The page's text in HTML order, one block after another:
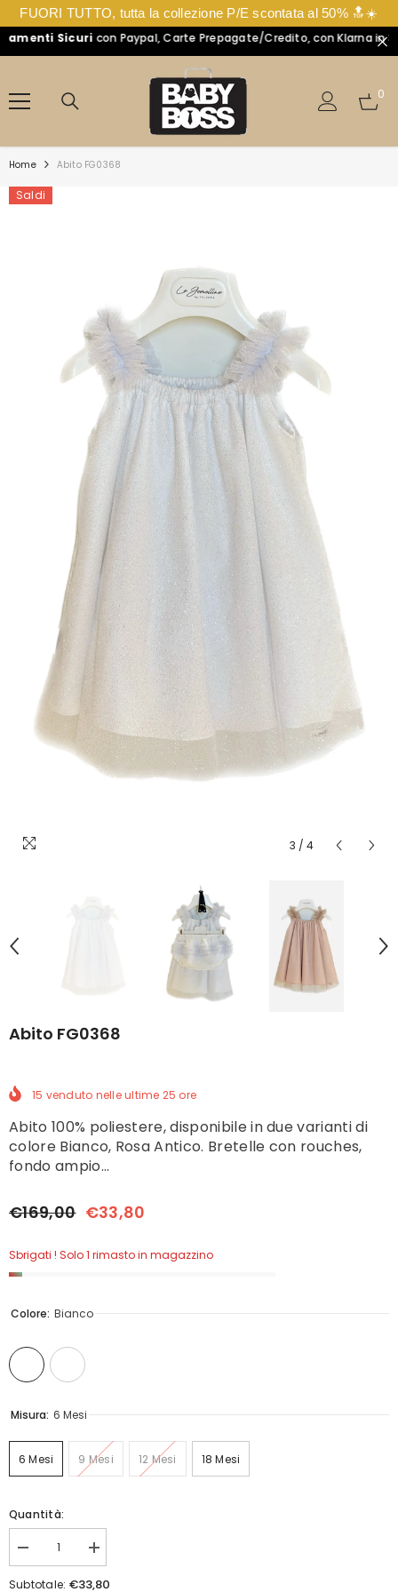
FUORI TUTTO, tutta la collezione P/E scontata al 50% 🔝☀️
VAI DIRETTAMENTE AI CONTENUTI
Sicuricon Paypal, Carte Prepagate/Credito, con Klarna in 3
0
0
Home Abito FG0368
Saldi
3 / 4
Abito FG0368
15 venduto nelle ultime 25 ore
Abito 100% poliestere, disponibile in due varianti di
colore Bianco, Rosa Antico. Bretelle con rouches,
fondo ampio...
€169,00 €33,80
Sbrigati ! Solo 1 rimasto in magazzino
Colore: Bianco
Misura: 6 Mesi
6 Mesi 9 Mesi 12 Mesi 18 Mesi
Quantità:
Diminuisci
quantità
per
Aumenta
quantità
per
Subtotale: €33,80